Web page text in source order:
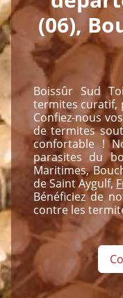
(06),
Boissûr Sud
termites curatif,
Confiez-nous
de termites
confortable !
parasites du
Maritimes,
de Saint Aygulf,
Bénéficiez de
contre les